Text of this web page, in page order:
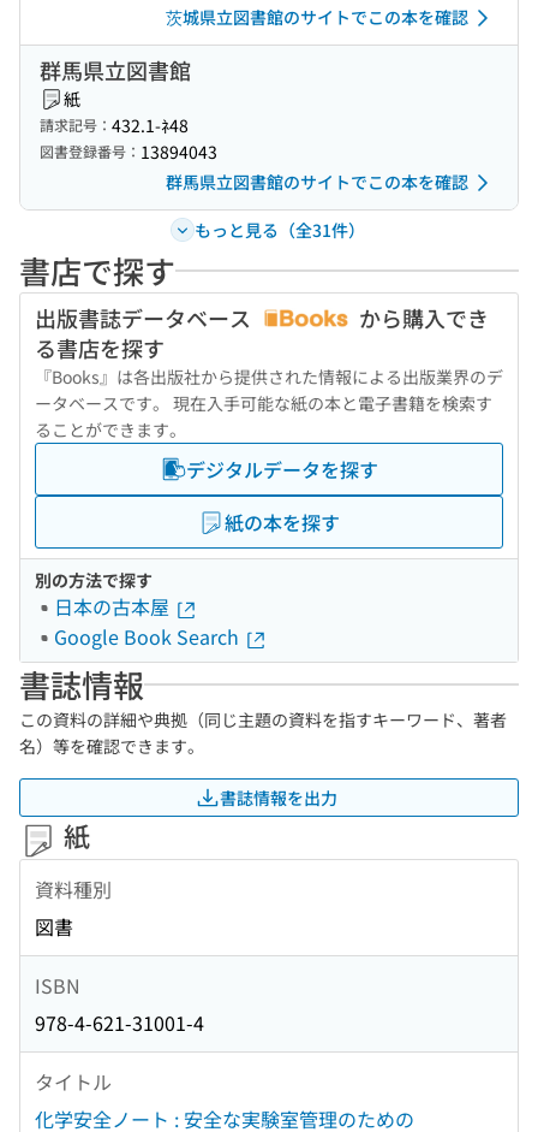
茨城県立図書館のサイトでこの本を確認
群馬県立図書館
紙
請求記号： 432.1-ﾈ48
図書登録番号： 13894043
群馬県立図書館のサイトでこの本を確認
もっと見る（全31件）
書店で探す
出版書誌データベース
から購入でき
る書店を探す
『Books』は各出版社から提供された情報による出版業界のデ
ータベースです。 現在入手可能な紙の本と電子書籍を検索す
ることができます。
デジタルデータを探す
紙の本を探す
別の方法で探す
日本の古本屋
Google Book Search
書誌情報
この資料の詳細や典拠（同じ主題の資料を指すキーワード、著者
名）等を確認できます。
書誌情報を出力
紙
資料種別
図書
ISBN
978-4-621-31001-4
タイトル
化学安全ノート : 安全な実験室管理のための